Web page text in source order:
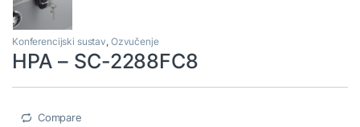
Konferencijski sustav, Ozvučenje
HPA – SC-2288FC8
Compare